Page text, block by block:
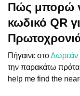
Πώς μπορώ
κωδικό QR
Πήγαινε στοΔωρεάν
την παρακάτω
help me find the